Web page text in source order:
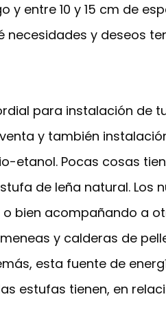
y entre 10 y 15 cm de
necesidades y deseos
para instalación de
y también
etanol. Pocas cosas
de leña natural. Los
o bien acompañando a
y calderas de
esta fuente de
estufas tienen, en